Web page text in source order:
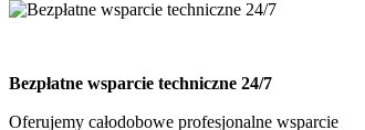
Bezpłatne wsparcie techniczne 24/7
Oferujemy całodobowe profesjonalne wsparcie